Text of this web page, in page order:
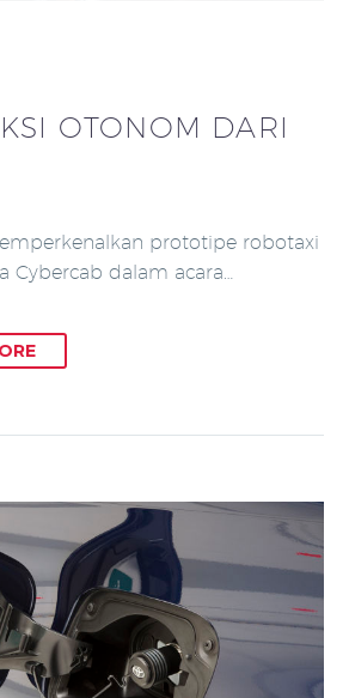
OTONOM DARI
prototipe robotaxi
Cybercab dalam acara…